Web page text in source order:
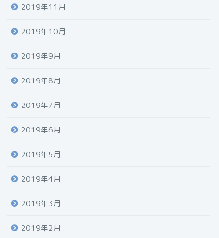
2019年11月
2019年10月
2019年9月
2019年8月
2019年7月
2019年6月
2019年5月
2019年4月
2019年3月
2019年2月